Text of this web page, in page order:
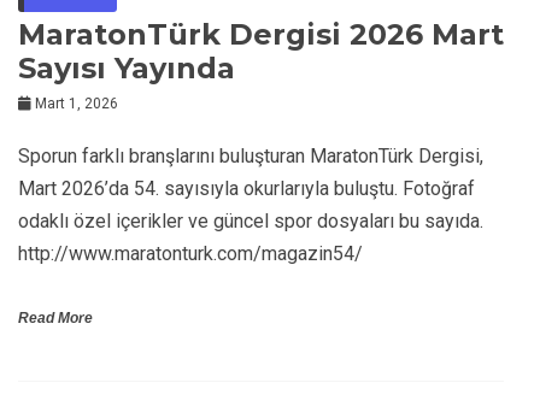
MaratonTürk Dergisi 2026 Mart
Sayısı Yayında
Mart 1, 2026
Sporun farklı branşlarını buluşturan MaratonTürk Dergisi,
Mart 2026’da 54. sayısıyla okurlarıyla buluştu. Fotoğraf
odaklı özel içerikler ve güncel spor dosyaları bu sayıda.
http://www.maratonturk.com/magazin54/
Read More